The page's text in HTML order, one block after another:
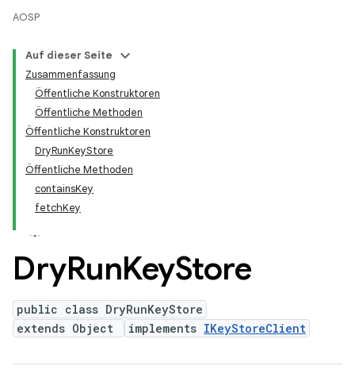
AOSP
Auf dieser Seite
Zusammenfassung
Öffentliche Konstruktoren
Öffentliche Methoden
Öffentliche Konstruktoren
DryRunKeyStore
Öffentliche Methoden
containsKey
fetchKey
DryRunKeyStore
public class DryRunKeyStore
extends Object
implements IKeyStoreClient